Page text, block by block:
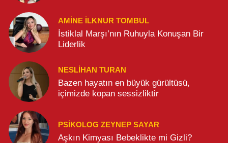
AMINE İLKNUR TOMBUL
İstiklal Marşı’nın Ruhuyla Konuşan Bir
Liderlik
NESLIHAN TURAN
Bazen hayatın en büyük gürültüsü,
içimizde kopan sessizliktir
PSIKOLOG ZEYNEP SAYAR
Aşkın Kimyası Bebeklikte mi Gizli?